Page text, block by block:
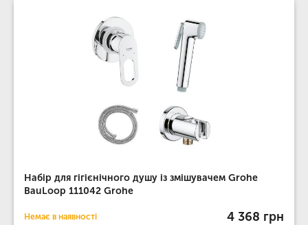
Набір для гігієнічного душу із змішувачем Grohe
BauLoop 111042 Grohe
Немає в наявності 4 368 грн